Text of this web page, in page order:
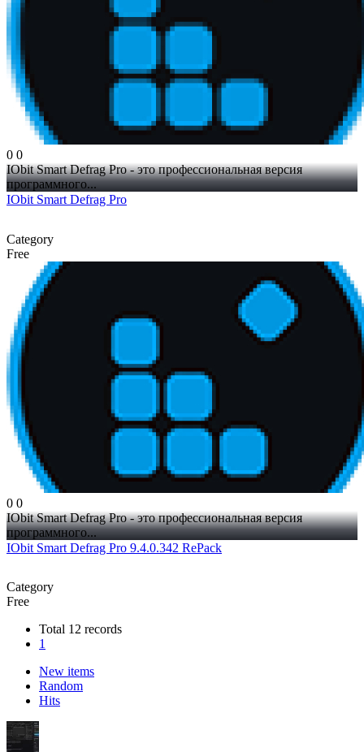
0 0
IObit Smart Defrag Pro - это профессиональная версия
программного...
IObit Smart Defrag Pro
Category
Free
0 0
IObit Smart Defrag Pro - это профессиональная версия
программного...
IObit Smart Defrag Pro 9.4.0.342 RePack
Category
Free
Total 12 records
1
New items
Random
Hits